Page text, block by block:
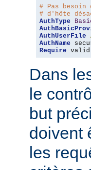
# Pas
# d'hôte
AuthType
AuthUserFile
AuthName
Require
Dans
le
but
doivent
les